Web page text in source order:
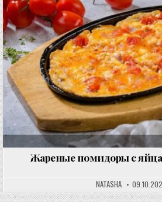
Жареные помидоры с
NATASHA